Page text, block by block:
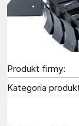
Produkt firmy:
Kategoria